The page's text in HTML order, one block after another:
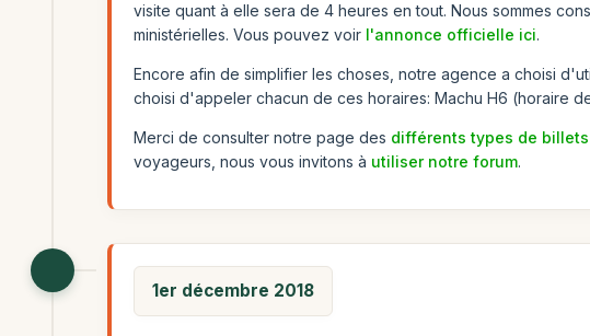
visite quant à elle sera de 4 heures en tout. Nous sommes
ministérielles. Vous pouvez voir l'annonce officielle ici.
Encore afin de simplifier les choses, notre agence a choisi
choisi d'appeler chacun de ces horaires: Machu H6 (horaire
Merci de consulter notre page des différents types de billets
voyageurs, nous vous invitons à utiliser notre forum.
1er décembre 2018